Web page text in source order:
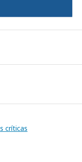
críticas